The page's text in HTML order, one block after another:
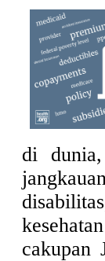
di
cakupan